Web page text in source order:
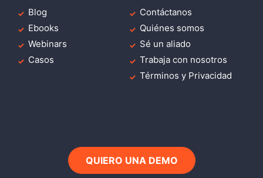
Blog
Ebooks
Webinars
Casos
Contáctanos
Quiénes somos
Sé un aliado
Trabaja con nosotros
Términos y Privacidad
QUIERO UNA DEMO